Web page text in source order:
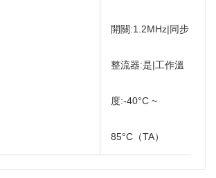
開關:1.2MHz|同步
整流器:是|工作溫
度:-40°C ~
85°C（TA）